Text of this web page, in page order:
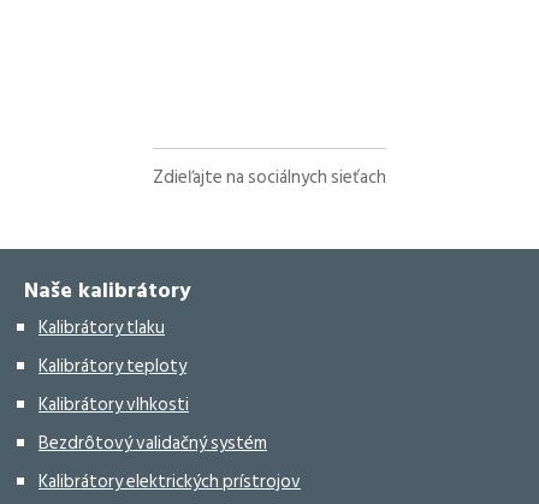
Zdieľajte na sociálnych sieťach
Naše kalibrátory
Kalibrátory tlaku
Kalibrátory teploty
Kalibrátory vlhkosti
Bezdrôtový validačný systém
Kalibrátory elektrických prístrojov